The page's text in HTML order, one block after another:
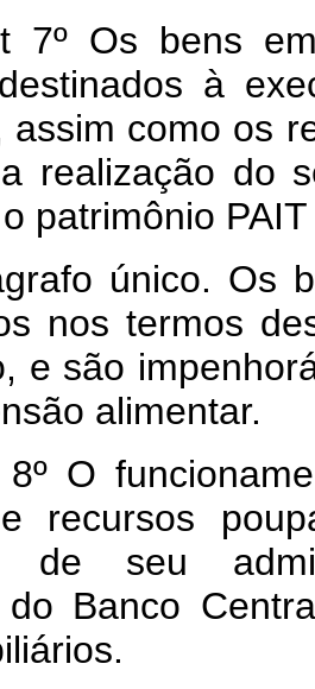
7º Os bens
à
assim como os
realização do
patrimônio
único. Os
nos termos
e são
alimentar.
O
recursos
de seu
do Banco